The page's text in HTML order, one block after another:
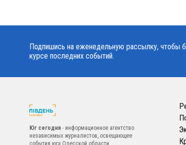
Подпишись на еженедельную рассылку, чтобы
курсе последних событий.
Юг сегодня - информационное агентство
независимых журналистов, освещающее
события юга Одесской области.